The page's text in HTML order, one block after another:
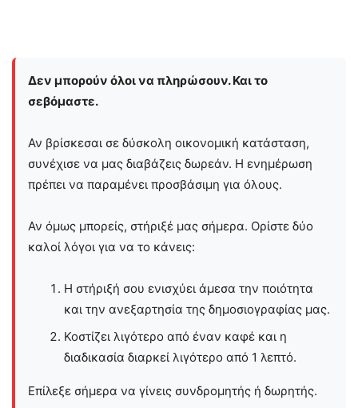
Δεν μπορούν όλοι να πληρώσουν. Και το
σεβόμαστε.
Αν βρίσκεσαι σε δύσκολη οικονομική κατάσταση,
συνέχισε να μας διαβάζεις δωρεάν. Η ενημέρωση
πρέπει να παραμένει προσβάσιμη για όλους.
Αν όμως μπορείς, στήριξέ μας σήμερα. Ορίστε δύο
καλοί λόγοι για να το κάνεις:
Η στήριξή σου ενισχύει άμεσα την ποιότητα
και την ανεξαρτησία της δημοσιογραφίας μας.
Κοστίζει λιγότερο από έναν καφέ και η
διαδικασία διαρκεί λιγότερο από 1 λεπτό.
Επίλεξε σήμερα να γίνεις συνδρομητής ή δωρητής.